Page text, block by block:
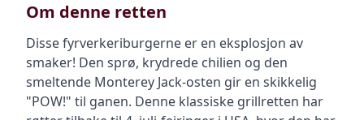
Om denne retten
Disse fyrverkeriburgerne er en eksplosjon av
smaker! Den sprø, krydrede chilien og den
smeltende Monterey Jack-osten gir en skikkelig
"POW!" til ganen. Denne klassiske grillretten har